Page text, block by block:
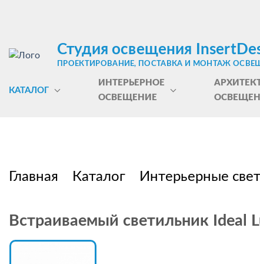
Студия освещения
ПРОЕКТИРОВАНИЕ, ПОСТАВКА И МОНТАЖ
КАТАЛОГ
ИНТЕРЬЕРНОЕ
ОСВЕЩЕНИЕ
Главная Каталог Интерьерные
Встраиваемый светильник Ideal